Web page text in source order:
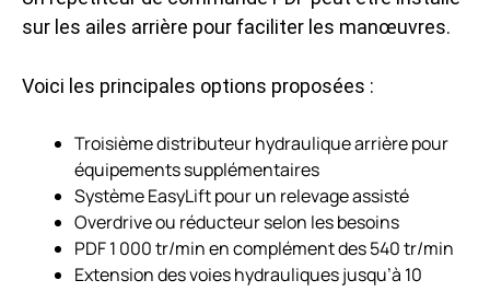
sur les ailes arrière pour faciliter les manœuvres.
Voici les principales options proposées :
Troisième distributeur hydraulique arrière pour
équipements supplémentaires
Système EasyLift pour un relevage assisté
Overdrive ou réducteur selon les besoins
PDF 1 000 tr/min en complément des 540 tr/min
Extension des voies hydrauliques jusqu’à 10